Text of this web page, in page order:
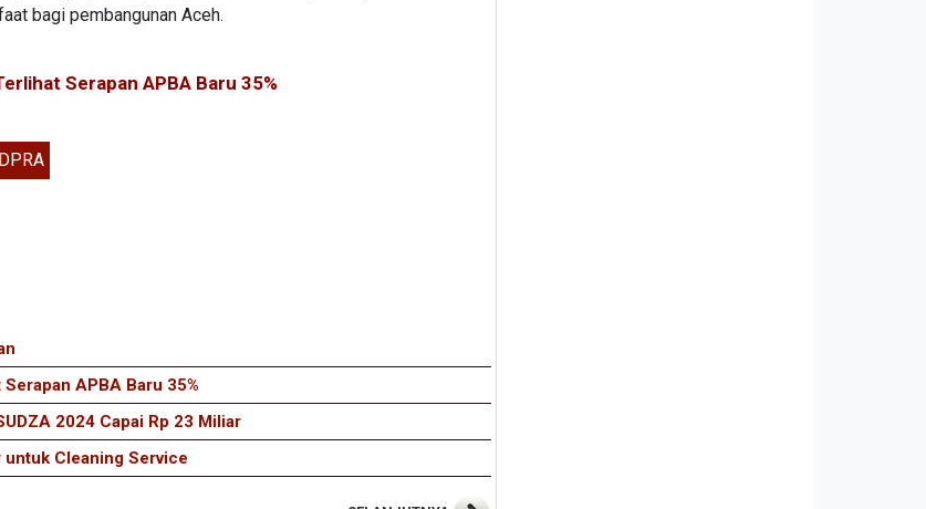
bagi pembangunan Aceh.
Serapan APBA Baru 35%
APBA Baru 35%
2024 Capai Rp 23 Miliar
untuk Cleaning Service